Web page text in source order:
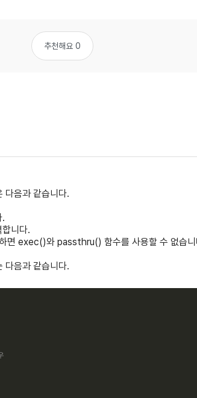
추천해요 0
음과 같습니다.
.
니다.
exec()와 passthru() 함수를 사용할 수 없습니
음과 같습니다.